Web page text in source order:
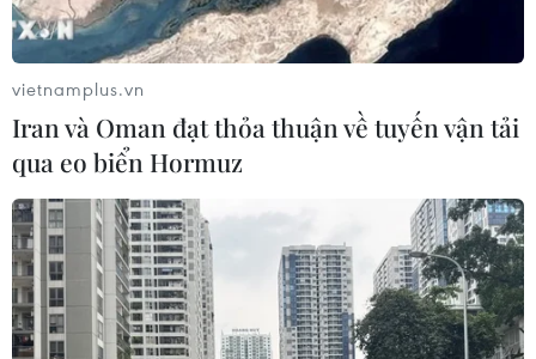
vietnamplus.vn
Iran và Oman đạt thỏa thuận về tuyến vận tải
qua eo biển Hormuz